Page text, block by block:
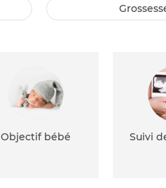
Objectif bébé Suivi